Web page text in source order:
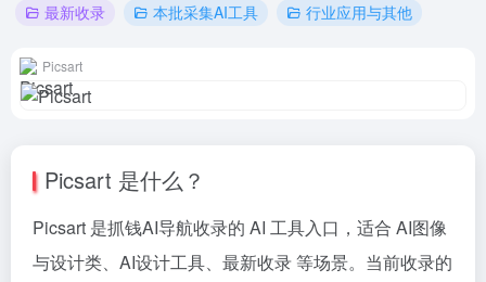
最新收录
本批采集AI工具 行业应用与其他
Picsart
Picsart 是什么？
Picsart 是抓钱AI导航收录的 AI 工具入口，适合 AI图像
与设计类、AI设计工具、最新收录 等场景。当前收录的